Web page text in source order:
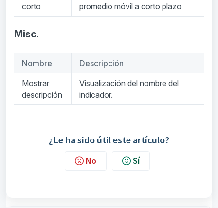
corto
promedio móvil a corto plazo
Misc.
Nombre Descripción
Mostrar
descripción
Visualización del nombre del
indicador.
¿Le ha sido útil este artículo?
No Sí